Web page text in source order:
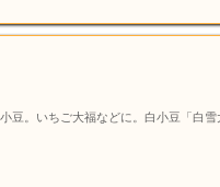
豆。いちご大福などに。白小豆「白雪